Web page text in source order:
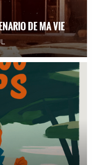
DE MA VIE